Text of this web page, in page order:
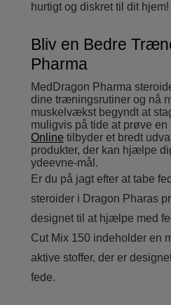
hurtigt og diskret til dit hjem!
Bliv en Bedre
Pharma
MedDragon Pharma
dine træningsrutiner og nå
muskelvækst begyndt at
muligvis på tide at prøve en
Online tilbyder et bredt
produkter, der kan hjælpe
ydeevne-mål.
Er du på jagt efter at tabe
steroider i Dragon Pharas
designet til at hjælpe med
Cut Mix 150 indeholder en
aktive stoffer, der er
fede.